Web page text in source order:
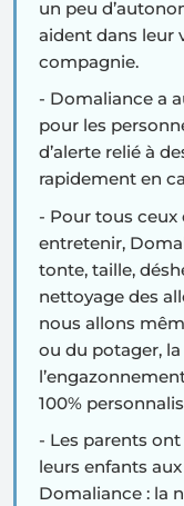
un peu
aident dans leur
compagnie.
- Domaliance a
pour les
d’alerte relié à
rapidement en
- Pour tous ceux
entretenir,
tonte, taille,
nettoyage des
nous allons
ou du potager,
100%
- Les parents
leurs enfants
Domaliance : la